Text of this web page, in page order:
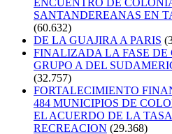
SANTANDEREANAS EN
(60.632)
DE LA GUAJIRA A PARIS
FINALIZADA LA FASE DE
GRUPO A DEL
(32.757)
FORTALECIMIENTO
484 MUNICIPIOS DE
EL ACUERDO DE LA
RECREACION (29.368)